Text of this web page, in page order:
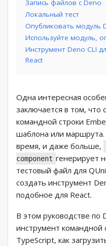
Запись файлов с Deno
Локальный тест
Опубликовать модуль
Используйте модуль,
Инструмент Deno CLI
React
Одна интересная
заключается в том,
командной строки
шаблона или маршрута.
время, и даже больше,
component генерирует
тестовый файл для
создать инструмент
подобное для React.
В этом руководстве по
инструмент
TypeScript, как